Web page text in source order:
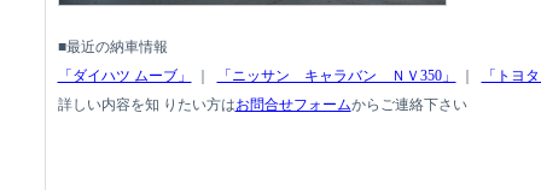
■最近の納車情報
「ダイハツ ムーブ」
「ニッサン キャラバン ＮＶ350」
「トヨ
詳しい内容を知 りたい方はお問合せフォームからご連絡下さい